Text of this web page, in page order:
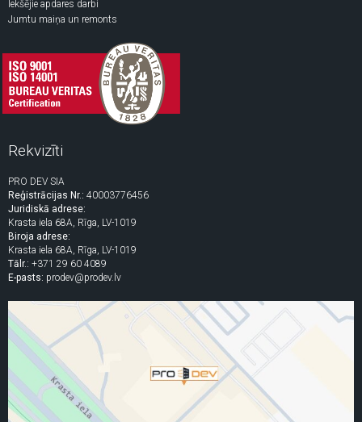
Iekšējie apdares darbi
Jumtu maiņa un remonts
Rekvizīti
PRO DEV SIA
Reģistrācijas Nr.: 40003776456
Juridiskā adrese:
Krasta iela 68A, Rīga, LV-1019
Biroja adrese:
Krasta iela 68A, Rīga, LV-1019
Tālr.: +371 29 60 4089
E-pasts: prodev@prodev.lv